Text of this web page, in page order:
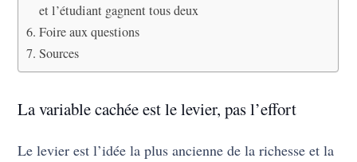
et l’étudiant gagnent tous deux
Foire aux questions
Sources
La variable cachée est le levier, pas l’effort
Le levier est l’idée la plus ancienne de la richesse et la